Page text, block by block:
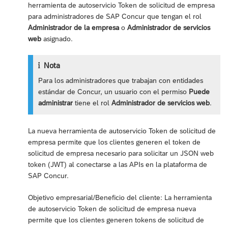
herramienta de autoservicio Token de solicitud de empresa
para administradores de SAP Concur que tengan el rol
Administrador de la empresa o Administrador de servicios
web asignado.
Nota
Para los administradores que trabajan con entidades
estándar de Concur, un usuario con el permiso Puede
administrar tiene el rolAdministrador de servicios web.
La nueva herramienta de autoservicio Token de solicitud de
empresa permite que los clientes generen el token de
solicitud de empresa necesario para solicitar un JSON web
token (JWT) al conectarse a las APIs en la plataforma de
SAP Concur.
Objetivo empresarial/Beneficio del cliente: La herramienta
de autoservicio Token de solicitud de empresa nueva
permite que los clientes generen tokens de solicitud de